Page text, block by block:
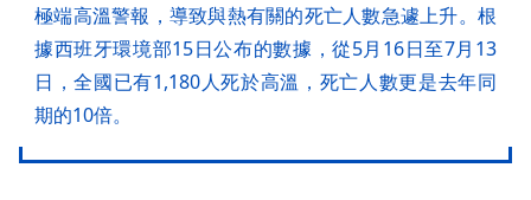
極端高溫警報，導致與熱有關的死亡人數急遽上升。根
據西班牙環境部15日公布的數據，從5月16日至7月13
日，全國已有1,180人死於高溫，死亡人數更是去年同
期的10倍。